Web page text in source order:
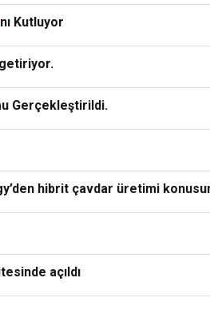
Kutluyor
Gerçekleştirildi.
hibrit çavdar üretimi
açıldı